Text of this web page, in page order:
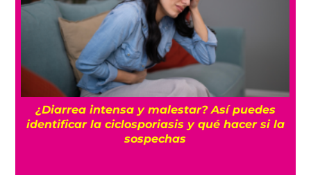
¿Diarrea intensa y malestar? Así puedes
identificar la ciclosporiasis y qué hacer si la
sospechas